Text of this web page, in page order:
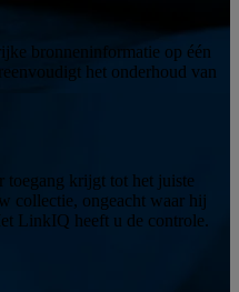
bronneninformatie op één
het onderhoud van
toegang krijgt tot het juiste
collectie, ongeacht waar hij
LinkIQ heeft u de controle.